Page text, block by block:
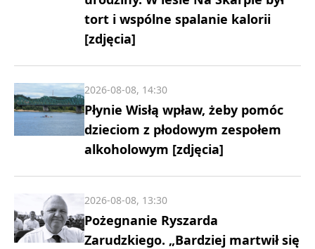
tort i wspólne spalanie kalorii
[zdjęcia]
Płynie Wisłą wpław, żeby pomóc
dzieciom z płodowym zespołem
alkoholowym [zdjęcia]
2026-08-08, 14:30
Pożegnanie Ryszarda
Zarudzkiego. „Bardziej martwił się
2026-08-08, 13:30